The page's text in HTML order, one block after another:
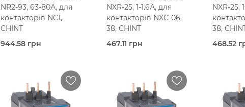
NR2-93, 63-80А, для
контакторів NC1,
CHINT
944.58 грн
63-80 A
NXR-25, 1-1.6А, для
контакторів NXC-06-
38, CHINT
467.11 грн
Теплове
Chint
NXR-25,
38,
468.52